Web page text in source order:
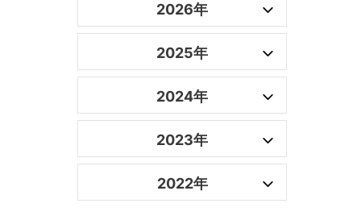
2026年
2025年
2024年
2023年
2022年